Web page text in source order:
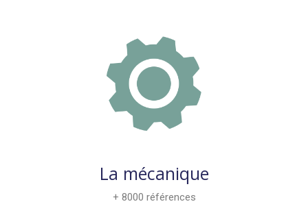
La mécanique
+ 8000 références